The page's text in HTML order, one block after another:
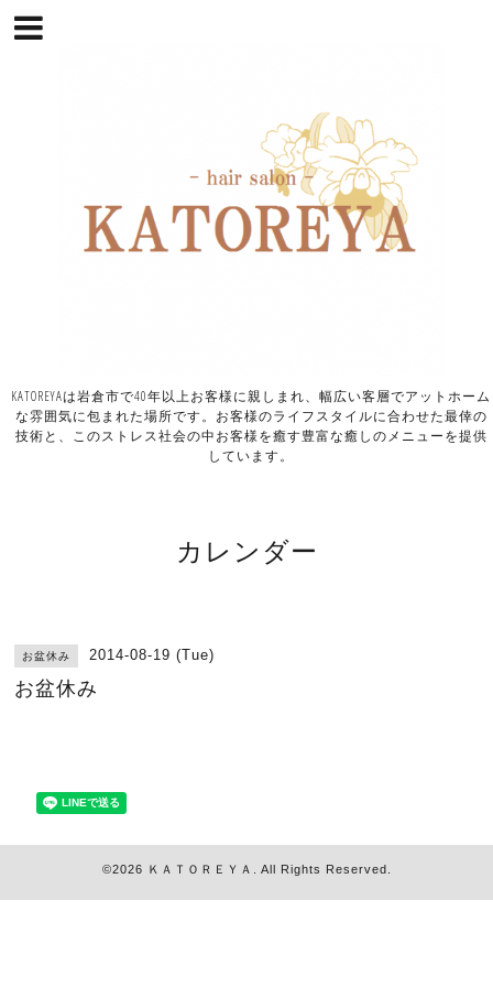
KATOREYAは岩倉市で40年以上お客様に親しまれ、幅広い客層でアットホーム
な雰囲気に包まれた場所です。お客様のライフスタイルに合わせた最倖の
技術と、このストレス社会の中お客様を癒す豊富な癒しのメニューを提供
しています。
カレンダー
お盆休み 2014-08-19 (Tue)
お盆休み
©2026 ＫＡＴＯＲＥＹＡ . All Rights Reserved.